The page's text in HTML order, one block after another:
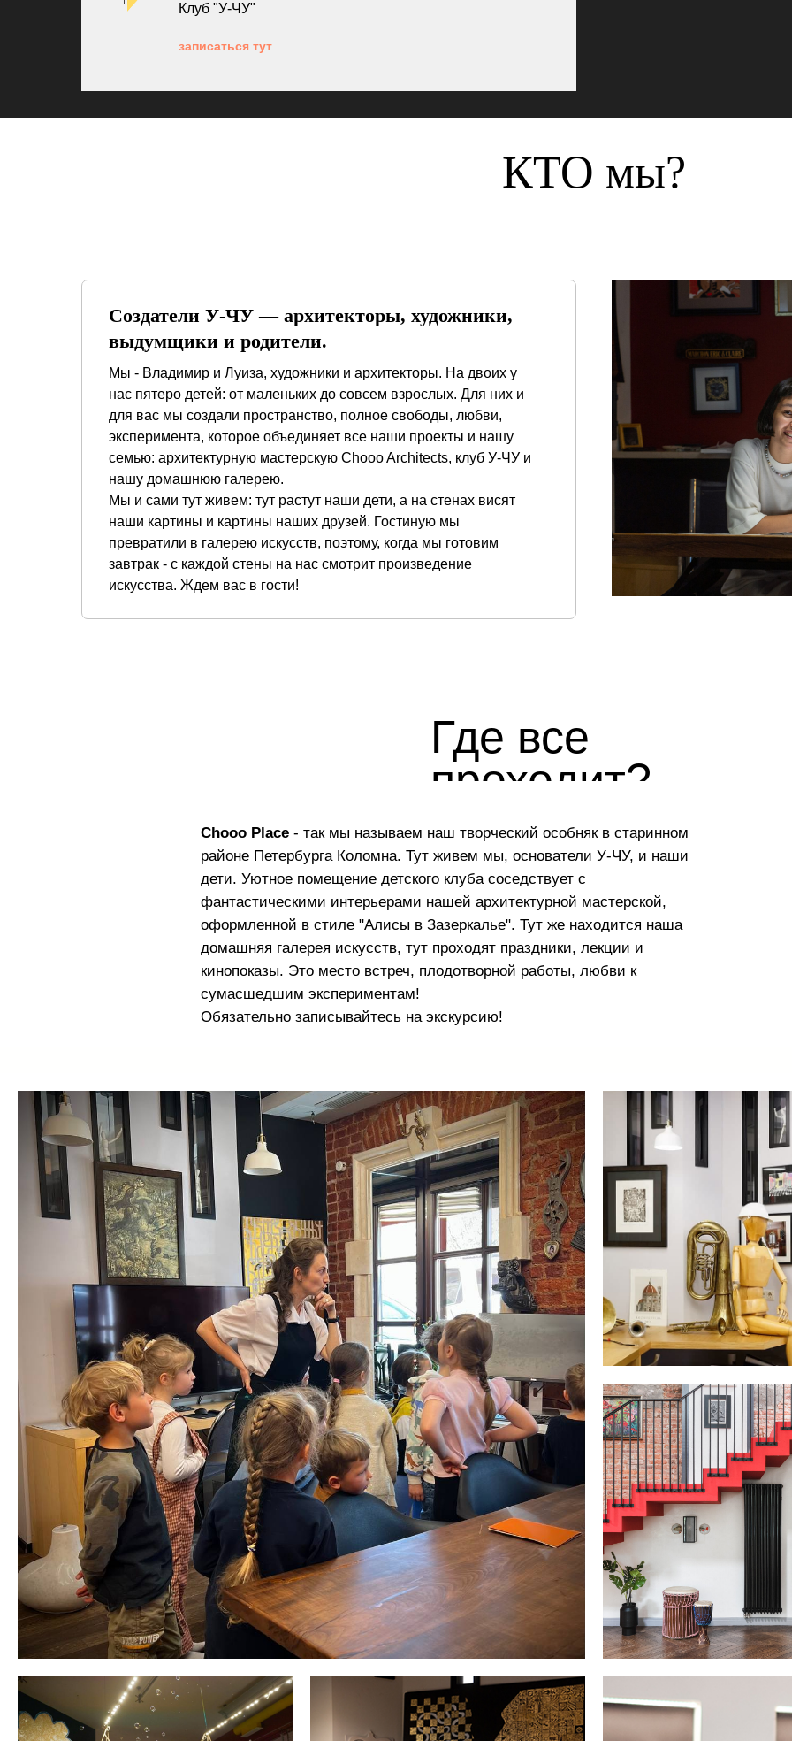
Клуб "У-ЧУ"
записаться тут
КТО мы?
Создатели У-ЧУ — архитекторы, художники,
выдумщики и родители.
Мы - Владимир и Луиза, художники и архитекторы. На двоих у
нас пятеро детей: от маленьких до совсем взрослых. Для них и
для вас мы создали пространство, полное свободы, любви,
эксперимента, которое объединяет все наши проекты и нашу
семью: архитектурную мастерскую Chooo Architects, клуб У-ЧУ и
нашу домашнюю галерею.
Мы и сами тут живем: тут растут наши дети, а на стенах висят
наши картины и картины наших друзей. Гостиную мы
превратили в галерею искусств, поэтому, когда мы готовим
завтрак - с каждой стены на нас смотрит произведение
искусства. Ждем вас в гости!
Где все
проходит?
Chooo Place - так мы называем наш творческий особняк в старинном
районе Петербурга Коломна. Тут живем мы, основатели У-ЧУ, и наши
дети. Уютное помещение детского клуба соседствует с
фантастическими интерьерами нашей архитектурной мастерской,
оформленной в стиле "Алисы в Зазеркалье". Тут же находится наша
домашняя галерея искусств, тут проходят праздники, лекции и
кинопоказы. Это место встреч, плодотворной работы, любви к
сумасшедшим экспериментам!
Обязательно записывайтесь на экскурсию!